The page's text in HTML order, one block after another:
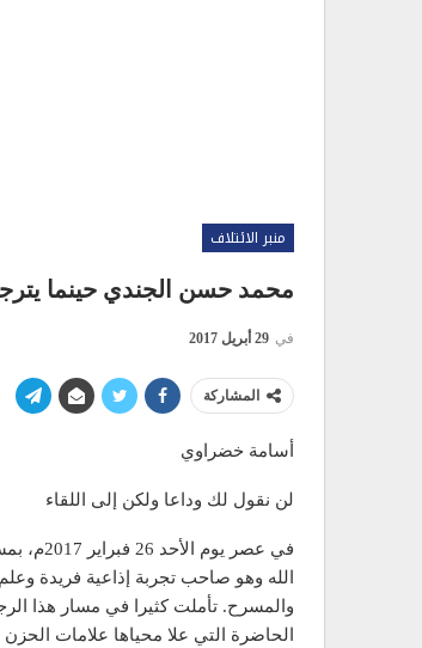
منبر الائتلاف
محمد حسن الجندي حينما
في 29 أبريل 2017
المشاركة
أسامة خضراوي
لن نقول لك وداعا ولكن إلى اللقاء
في عصر
الله وهو صاحب تجربة إذاعية فريدة
والمسرح. تأملت كثيرا في مسار هذا
الحاضرة التي علا محياها علامات